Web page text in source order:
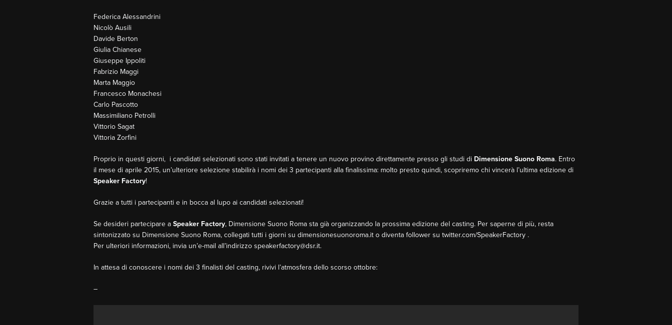
Federica Alessandrini
Nicolò Ausili
Davide Berton
Giulia Chianese
Giuseppe Ippoliti
Fabrizio Maggi
Marta Maggio
Francesco Monachesi
Carlo Pascotto
Massimiliano Petrolli
Vittorio Sagat
Vittoria Zorfini
Proprio in questi giorni, i candidati selezionati sono stati invitati a tenere un nuovo provino direttamente presso gli studi di Dimensione Suono Roma. Entro
il mese di aprile 2015, un’ulteriore selezione stabilirà i nomi dei 3 partecipanti alla finalissima: molto presto quindi, scopriremo chi vincerà l’ultima edizione di
Speaker Factory!
Grazie a tutti i partecipanti e in bocca al lupo ai candidati selezionati!
Se desideri partecipare a Speaker Factory, Dimensione Suono Roma sta già organizzando la prossima edizione del casting. Per saperne di più, resta
sintonizzato su Dimensione Suono Roma, collegati tutti i giorni su dimensionesuonoroma.it o diventa follower su twitter.com/SpeakerFactory .
Per ulteriori informazioni, invia un’e-mail all’indirizzo speakerfactory@dsr.it.
In attesa di conoscere i nomi dei 3 finalisti del casting, rivivi l’atmosfera dello scorso ottobre:
–